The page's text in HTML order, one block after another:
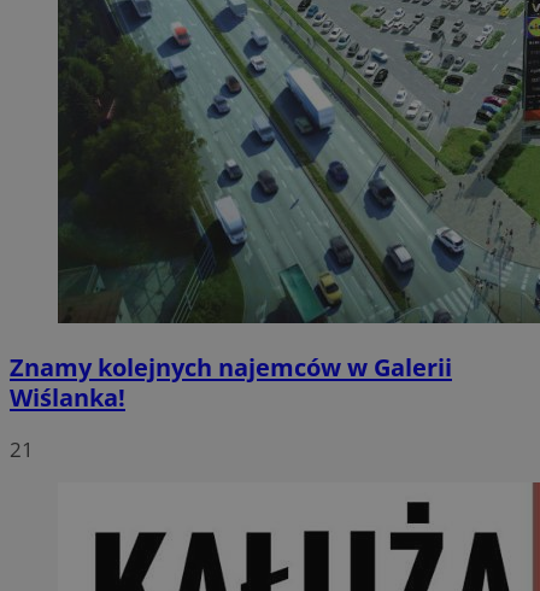
Znamy kolejnych najemców w Galerii
Wiślanka!
21